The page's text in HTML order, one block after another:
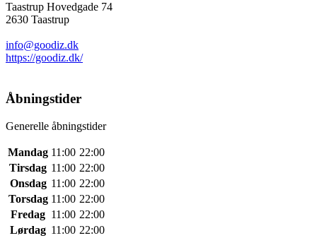
Taastrup Hovedgade 74
2630 Taastrup
info@goodiz.dk
https://goodiz.dk/
Åbningstider
Generelle åbningstider
Mandag 11:00 22:00
Tirsdag 11:00 22:00
Onsdag 11:00 22:00
Torsdag 11:00 22:00
Fredag 11:00 22:00
Lørdag 11:00 22:00